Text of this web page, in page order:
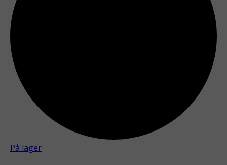
På lager